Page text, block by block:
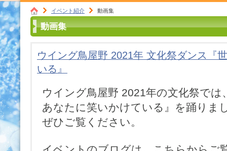
イベント紹介 動画集
動画集
ウイング鳥屋野 2021年 文化祭ダンス『
いる』
ウイング鳥屋野 2021年の文化祭で
あなたに笑いかけている』を踊りま
ぜひご覧ください。